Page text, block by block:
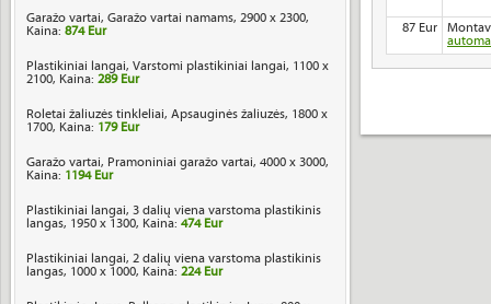
Garažo vartai, Garažo vartai namams, 2900 x 2300,
Kaina: 874 Eur
Plastikiniai langai, Varstomi plastikiniai langai, 1100 x
2100, Kaina: 289 Eur
Roletai žaliuzės tinkleliai, Apsauginės žaliuzės, 1800 x
1700, Kaina: 179 Eur
Garažo vartai, Pramoniniai garažo vartai, 4000 x 3000,
Kaina: 1194 Eur
Plastikiniai langai, 3 dalių viena varstoma plastikinis
langas, 1950 x 1300, Kaina: 474 Eur
Plastikiniai langai, 2 dalių viena varstoma plastikinis
langas, 1000 x 1000, Kaina: 224 Eur
87 Eur